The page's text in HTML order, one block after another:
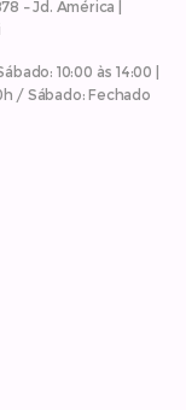
– Jd. América |
10:00 às 14:00 |
/ Sábado: Fechado